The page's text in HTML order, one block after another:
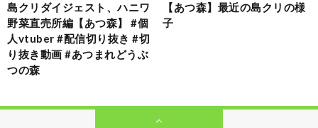
島クリダイジェスト、ハニワ
野菜直売所編【あつ森】 #個
人vtuber #配信切り抜き #切
り抜き動画 #あつまれどうぶ
つの森
【あつ森】最近の島クリの様
子